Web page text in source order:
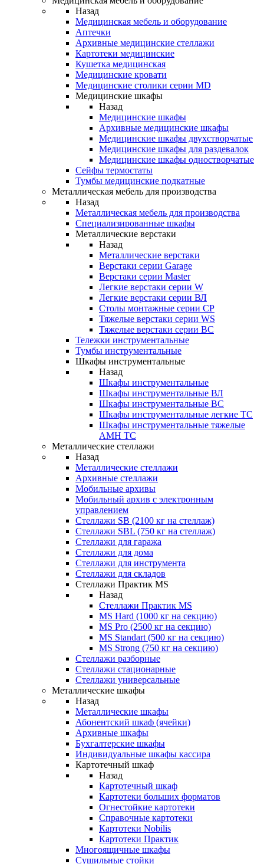
Назад
Медицинская мебель и оборудование
Аптечки
Архивные медицинские стеллажи
Картотеки медицинские
Кушетка медицинская
Медицинские кровати
Медицинские столики серии MD
Медицинские шкафы
Назад
Медицинские шкафы
Архивные медицинские шкафы
Медицинские шкафы двухстворчатые
Медицинские шкафы для раздевалок
Медицинские шкафы одностворчатые
Сейфы термостаты
Тумбы медицинские подкатные
Металлическая мебель для производства
Назад
Металлическая мебель для производства
Cпециализированные шкафы
Металлические верстаки
Назад
Металлические верстаки
Верстаки серии Garage
Верстаки серии Master
Легкие верстаки серии W
Легкие верстаки серии ВЛ
Столы монтажные серии СР
Тяжелые верстаки серии WS
Тяжелые верстаки серии ВС
Тележки инструментальные
Тумбы инструментальные
Шкафы инструментальные
Назад
Шкафы инструментальные
Шкафы инструментальные ВЛ
Шкафы инструментальные ВС
Шкафы инструментальные легкие ТС
Шкафы инструментальные тяжелые
AMH TC
Металлические стеллажи
Назад
Металлические стеллажи
Архивные стеллажи
Мобильные архивы
Мобильный архив с электронным
управлением
Стеллажи SB (2100 кг на стеллаж)
Стеллажи SBL (750 кг на стеллаж)
Стеллажи для гаража
Стеллажи для дома
Стеллажи для инструмента
Стеллажи для складов
Стеллажи Практик MS
Назад
Стеллажи Практик MS
MS Hard (1000 кг на секцию)
MS Pro (2500 кг на секцию)
MS Standart (500 кг на секцию)
MS Strong (750 кг на секцию)
Стеллажи разборные
Стеллажи стационарные
Стеллажи универсальные
Металлические шкафы
Назад
Металлические шкафы
Абонентский шкаф (ячейки)
Архивные шкафы
Бухгалтерские шкафы
Индивидуальные шкафы кассира
Картотечный шкаф
Назад
Картотечный шкаф
Картотеки больших форматов
Огнестойкие картотеки
Справочные картотеки
Картотеки Nobilis
Картотеки Практик
Многоящичные шкафы
Сушильные стойки